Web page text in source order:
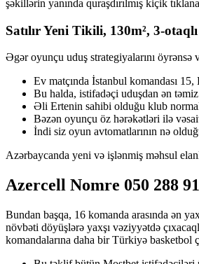
şəkillərin yanında quraşdırılmış kiçik
Satılır Yeni Tikili, 130m², 3-otaqlı
Əgər oyunçu uduş strategiyalarını öyrənsə
Ev matçında İstanbul komandası
Bu halda, istifadəçi uduşdan ən
Əli Ertenin sahibi olduğu klub
Bəzən oyunçu öz hərəkətləri ilə
İndi siz oyun avtomatlarının nə
Azərbaycanda yeni və işlənmiş məhsul
Azercell Nomre 050 288
Bundan başqa, 16 komanda arasında ən
növbəti döyüşlərə yaxşı vəziyyətdə
komandalarına daha bir Türkiyə